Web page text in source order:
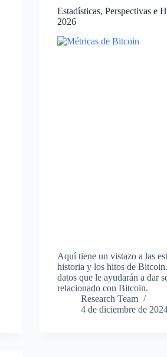
Estadísticas, Perspectivas e
2026
Aquí tiene un vistazo a las
historia y los hitos de
datos que le ayudarán a dar
relacionado con Bitcoin.
Research Team
4 de diciembre de